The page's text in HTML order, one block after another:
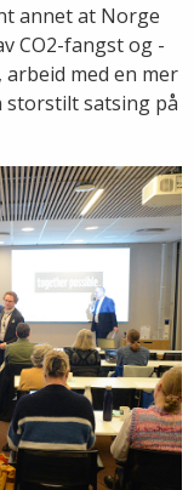
annet at Norge
CO2-fangst og -
med en mer
satsing på